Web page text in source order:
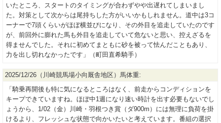
いたところ、スタートのタイミングが合わずやや出遅れてしまいまし
た。対策として次からは尾持ちした方がいいかもしれません。道中は3コ
ーナーで7頭くらいがほぼ横並びになり、その外目を追走していたのです
が、前回外に膨れた馬も外目を追走していて危ないと思い、控えざるを
得ませんでした。それに初めてまともに砂を被って怯んだこともあり、
力を出し切れなかったです」（町田直希騎手）
2025/12/26（川崎競馬場小向厩舎地区）馬体重:
「騎乗再開後も特に気になるところはなく、前走からコンディションを
キープできていますね。ほぼ中1週になり速い時計を出す必要もないでし
ょうから、1/02（金）川崎・羽根つき賞（ダ900m）には無理に負荷を掛
けるより、フレッシュな状態で向かいたいと考えています。番組の選択